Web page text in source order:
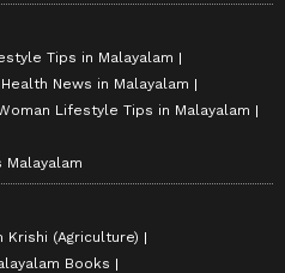
Tips in Malayalam
Health News in Malayalam
Lifestyle Tips in Malayalam
Krishi (Agriculture)
Books